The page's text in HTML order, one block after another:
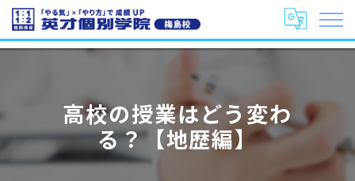
高校の授業はどう変わ
る？【地歴編】